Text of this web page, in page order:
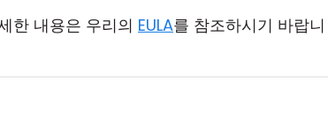
한 내용은 우리의 EULA를 참조하시기 바랍니